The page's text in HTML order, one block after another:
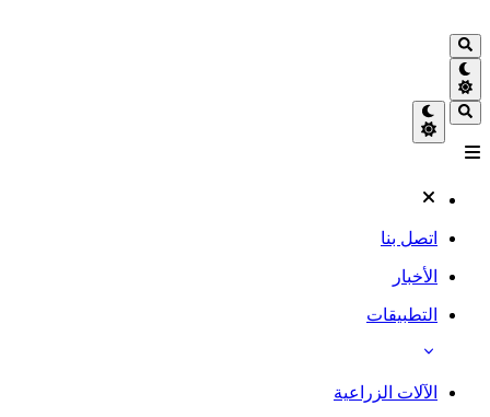
اتصل بنا
الأخبار
التطبيقات
الآلات الزراعية